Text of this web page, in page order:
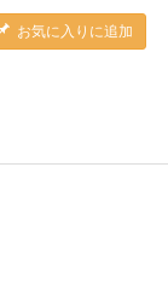
お気に入りに追加